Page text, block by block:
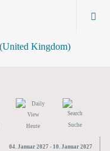
Heute Suche
04. Januar 2027 - 10. Januar 2027